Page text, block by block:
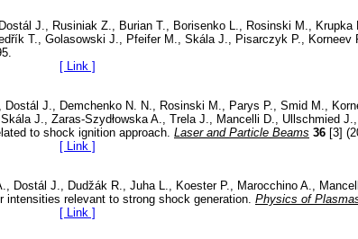
J., Rusiniak Z., Burian T., Borisenko L., Rosinski M.,
T., Golasowski J., Pfeifer M., Skála J., Pisarczyk P., Korneev
[ Link ]
J., Demchenko N. N., Rosinski M., Parys P., Smid M.,
J., Zaras-Szydłowska A., Trela J., Mancelli D., Ullschmied
to shock ignition approach. Laser and Particle Beams 36 [3]
[ Link ]
J., Dudžák R., Juha L., Koester P., Marocchino A.,
relevant to strong shock generation. Physics of
[ Link ]